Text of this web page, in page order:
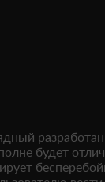
будет